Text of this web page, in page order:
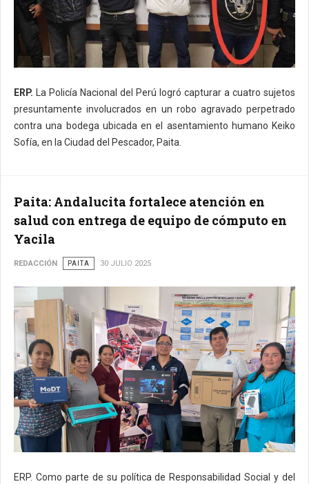
ERP. La Policía Nacional del Perú logró capturar a cuatro sujetos
presuntamente involucrados en un robo agravado perpetrado
contra una bodega ubicada en el asentamiento humano Keiko
Sofía, en la Ciudad del Pescador, Paita.
Paita: Andalucita fortalece atención en
salud con entrega de equipo de cómputo en
Yacila
REDACCIÓN PAITA 30 JULIO 2025
ERP. Como parte de su política de Responsabilidad Social y del